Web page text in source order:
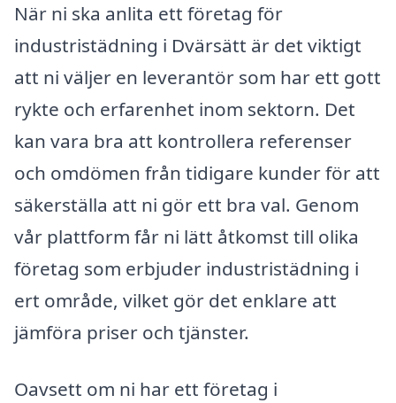
När ni ska anlita ett företag för
industristädning i Dvärsätt är det viktigt
att ni väljer en leverantör som har ett gott
rykte och erfarenhet inom sektorn. Det
kan vara bra att kontrollera referenser
och omdömen från tidigare kunder för att
säkerställa att ni gör ett bra val. Genom
vår plattform får ni lätt åtkomst till olika
företag som erbjuder industristädning i
ert område, vilket gör det enklare att
jämföra priser och tjänster.
Oavsett om ni har ett företag i